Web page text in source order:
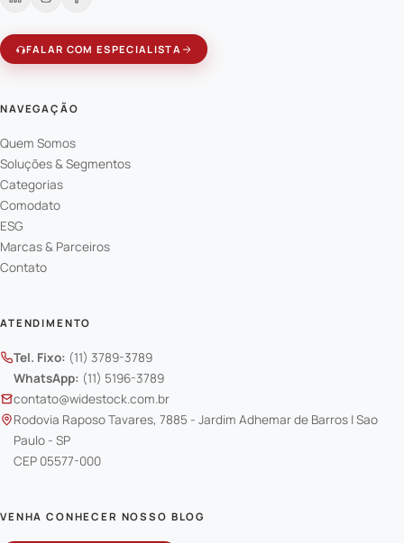
FALAR COM ESPECIALISTA
NAVEGAÇÃO
Quem Somos
Soluções & Segmentos
Categorias
Comodato
ESG
Marcas & Parceiros
Contato
ATENDIMENTO
Tel. Fixo: (11) 3789-3789
WhatsApp: (11) 5196-3789
contato@widestock.com.br
Rodovia Raposo Tavares, 7885 - Jardim Adhemar de Barros | Sao
Paulo - SP
CEP 05577-000
VENHA CONHECER NOSSO BLOG